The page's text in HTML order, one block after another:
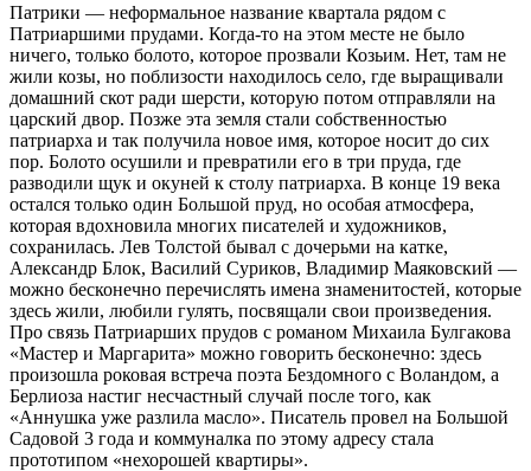
Патрики — неформальное название квартала рядом с
Патриаршими прудами. Когда-то на этом месте не было
ничего, только болото, которое прозвали Козьим. Нет, там не
жили козы, но поблизости находилось село, где выращивали
домашний скот ради шерсти, которую потом отправляли на
царский двор. Позже эта земля стали собственностью
патриарха и так получила новое имя, которое носит до сих
пор. Болото осушили и превратили его в три пруда, где
разводили щук и окуней к столу патриарха. В конце 19 века
остался только один Большой пруд, но особая атмосфера,
которая вдохновила многих писателей и художников,
сохранилась. Лев Толстой бывал с дочерьми на катке,
Александр Блок, Василий Суриков, Владимир Маяковский —
можно бесконечно перечислять имена знаменитостей, которые
здесь жили, любили гулять, посвящали свои произведения.
Про связь Патриарших прудов с романом Михаила Булгакова
«Мастер и Маргарита» можно говорить бесконечно: здесь
произошла роковая встреча поэта Бездомного с Воландом, а
Берлиоза настиг несчастный случай после того, как
«Аннушка уже разлила масло». Писатель провел на Большой
Садовой 3 года и коммуналка по этому адресу стала
прототипом «нехорошей квартиры».